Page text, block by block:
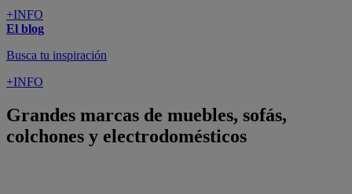
+INFO
El blog
Busca tu inspiración
+INFO
Grandes marcas de muebles, sofás,
colchones y electrodomésticos